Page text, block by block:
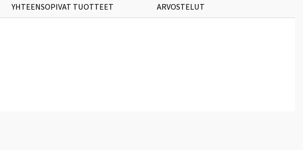
YHTEENSOPIVAT TUOTTEET ARVOSTELUT